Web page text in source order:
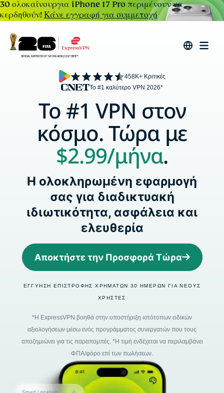
30 ολοκαίνουργια iPhone 17 Pro περιμένουν να
κερδηθούν!Κάνε εγγραφή για συμμετοχή
Το #1 καλύτερο VPN 2026*
458K+ Κριτικές
Το #1 VPN στον
κόσμο. Τώρα με
$2.99/μήνα.
Η ολοκληρωμένη εφαρμογή
σας για διαδικτυακή
ιδιωτικότητα, ασφάλεια και
ελευθερία
Αποκτήστε την Προσφορά Τώρα
ΕΓΓΎΗΣΗ ΕΠΙΣΤΡΟΦΉΣ ΧΡΗΜΆΤΩΝ 30 ΗΜΕΡΏΝ ΓΙΑ ΝΈΟΥΣ
ΧΡΉΣΤΕΣ
*Η ExpressVPN βοηθά στην υποστήριξη ιστότοπων ειδικών
αξιολογήσεων μέσω ενός προγράμματος συνεργατών που τους
αποζημιώνει για τις παραπομπές. *Η τιμή ενδέχεται να περιλαμβάνει
ΦΠΑ/φόρο επί των πωλήσεων.